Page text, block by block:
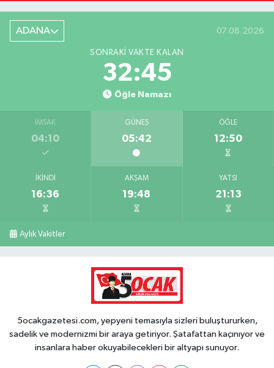
ADANA 07.08.2026
SONRAKI VAKTE KALAN
32:44
Öğle Namazı
İMSAK
04:10
GÜNEŞ
05:42
ÖĞLE
12:50
İKINDI
16:36
AKŞAM
19:48
YATSI
21:13
Aylık Vakitler
5ocakgazetesi.com, yepyeni temasıyla sizleri buluştururken,
sadelik ve modernizmi bir araya getiriyor. Şatafattan kaçınıyor ve
insanlara haber okuyabilecekleri bir altyapı sunuyor.